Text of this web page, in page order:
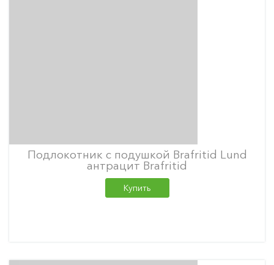
Подлокотник с подушкой Brafritid Lund
антрацит Brafritid
Купить